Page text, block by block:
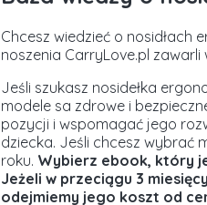
Chcesz wiedzieć o nosidłach
noszenia CarryLove.pl zawarli
Jeśli szukasz nosidełka
modele sa zdrowe i
pozycji i wspomagać jego
dziecka. Jeśli chcesz wybrać
roku. Wybierz ebook, który
Jeżeliw przeciągu 3
odejmiemy jego koszt od